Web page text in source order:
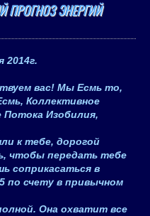
ПРОГНОЗ ЭНЕРГИЙ
2014г.
вас! Мы Есмь то,
Коллективное
Потока Изобилия,
к тебе, дорогой
чтобы передать тебе
соприкасаться в
по счету в привычном
Она охватит все